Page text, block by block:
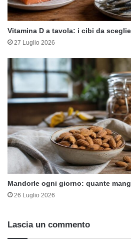
Vitamina D a tavola: i cibi da
27 Luglio 2026
Mandorle ogni giorno: quante
26 Luglio 2026
Lascia un commento